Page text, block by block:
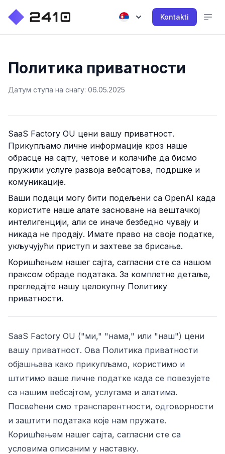
Kontakti
Политика приватности
Датум ступа на снагу: 06.05.2025
SaaS Factory OU цени вашу приватност.
Прикупљамо личне информације кроз наше
обрасце на сајту, четове и колачиће да бисмо
пружили услуге развоја вебсајтова, подршке и
комуникације.
Ваши подаци могу бити подељени са OpenAI када
користите наше алате засноване на вештачкој
интелигенцији, али се иначе безбедно чувају и
никада не продају. Имате право на своје податке,
укључујући приступ и захтеве за брисање.
Коришћењем нашег сајта, сагласни сте са нашом
праксом обраде података. За комплетне детаље,
прегледајте нашу целокупну Политику
приватности.
SaaS Factory OU ("ми," "нама," или "наш") цени
вашу приватност. Ова Политика приватности
објашњава како прикупљамо, користимо и
штитимо ваше личне податке када се повезујете
са нашим вебсајтом, услугама и алатима.
Посвећени смо транспарентности, одговорности
и заштити података које нам пружате.
Коришћењем нашег сајта, сагласни сте са
условима описаним у наставку.